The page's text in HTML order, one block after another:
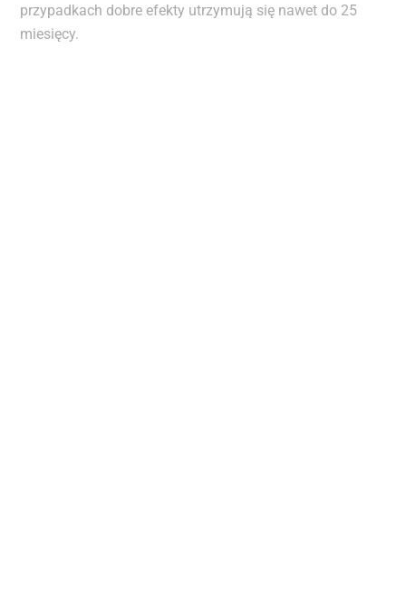
przypadkach dobre efekty utrzymują się nawet do 25
miesięcy.